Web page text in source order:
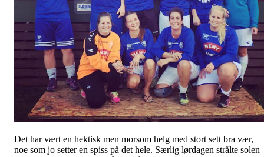
Det har vært en hektisk men morsom helg med stort sett bra vær,
noe som jo setter en spiss på det hele. Særlig lørdagen strålte solen